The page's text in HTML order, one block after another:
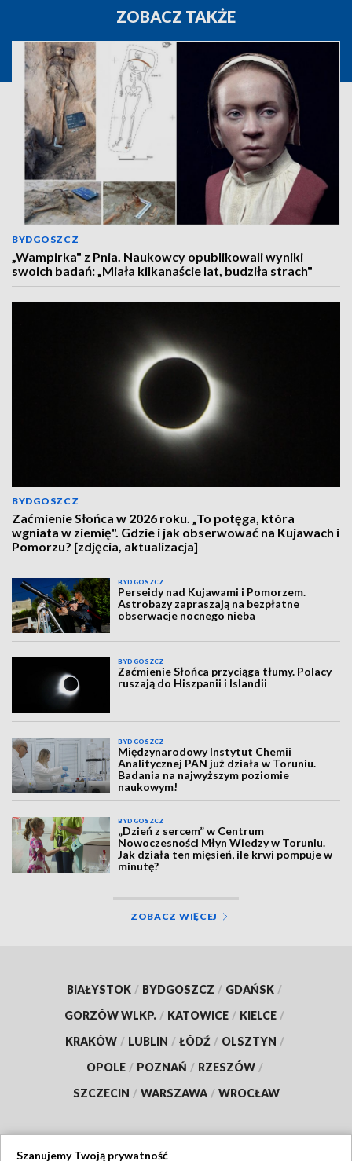
ZOBACZ TAKŻE
BYDGOSZCZ
„Wampirka" z Pnia. Naukowcy opublikowali wyniki
swoich badań: „Miała kilkanaście lat, budziła strach"
BYDGOSZCZ
Zaćmienie Słońca w 2026 roku. „To potęga, która
wgniata w ziemię". Gdzie i jak obserwować na Kujawach i
Pomorzu? [zdjęcia, aktualizacja]
BYDGOSZCZ
Perseidy nad Kujawami i Pomorzem.
Astrobazy zapraszają na bezpłatne
obserwacje nocnego nieba
BYDGOSZCZ
Zaćmienie Słońca przyciąga tłumy. Polacy
ruszają do Hiszpanii i Islandii
BYDGOSZCZ
Międzynarodowy Instytut Chemii
Analitycznej PAN już działa w Toruniu.
Badania na najwyższym poziomie
naukowym!
BYDGOSZCZ
„Dzień z sercem” w Centrum
Nowoczesności Młyn Wiedzy w Toruniu.
Jak działa ten mięsień, ile krwi pompuje w
minutę?
ZOBACZ WIĘCEJ
BIAŁYSTOK / BYDGOSZCZ / GDAŃSK /
GORZÓW WLKP. / KATOWICE / KIELCE /
KRAKÓW / LUBLIN / ŁÓDŹ / OLSZTYN /
OPOLE / POZNAŃ / RZESZÓW /
SZCZECIN / WARSZAWA / WROCŁAW
Szanujemy Twoją prywatność